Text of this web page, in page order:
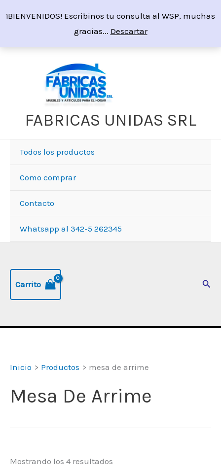
¡BIENVENIDOS! Escribinos tu consulta al WSP, muchas
gracias... Descartar
FABRICAS UNIDAS SRL
Todos los productos
Como comprar
Contacto
Whatsapp al 342-5 262345
Carrito
Inicio Productos mesa de arrime
Mesa De Arrime
Mostrando los 4 resultados